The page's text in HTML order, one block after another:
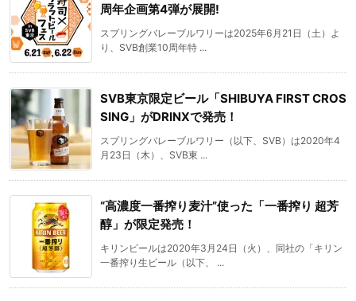
周年企画第4弾が展開!
スプリングバレーブルワリーは2025年6月21日（土）よ
り、SVB創業10周年特 ...
SVB東京限定ビール「SHIBUYA FIRST CROS
SING」がDRINXで発売！
スプリングバレーブルワリー（以下、SVB）は2020年4
月23日（木）、SVB東 ...
“高濃度一番搾り麦汁”使った「一番搾り 超芳
醇」が限定発売！
キリンビールは2020年3月24日（火）、同社の「キリン
一番搾り生ビール（以下、 ...